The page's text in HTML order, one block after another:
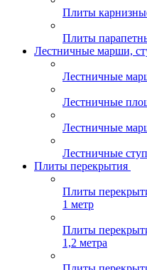
Плиты
Плиты
Лестничные марши,
Лестничные
Лестничные
Лестничные
Лестничные
Плиты перекрытия
Плиты
1 метр
Плиты
1,2 метра